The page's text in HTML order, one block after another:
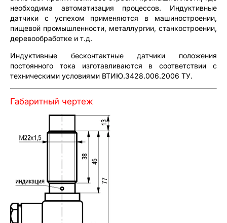
необходима автоматизация процессов. Индуктивные
датчики с успехом применяются в машиностроении,
пищевой промышленности, металлургии, станкостроении,
деревообработке и т.д.
Индуктивные бесконтактные датчики положения
постоянного тока изготавливаются в соответствии с
техническими условиями ВТИЮ.3428.006.2006 ТУ.
Габаритный чертеж